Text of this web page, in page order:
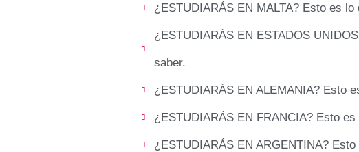
¿ESTUDIARÁS EN MALTA? Esto es lo
¿ESTUDIARÁS EN ESTADOS
saber.
¿ESTUDIARÁS EN ALEMANIA? Esto
¿ESTUDIARÁS EN FRANCIA? Esto
¿ESTUDIARÁS EN ARGENTINA?